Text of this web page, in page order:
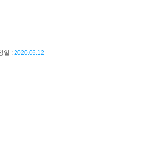
2020.06.12